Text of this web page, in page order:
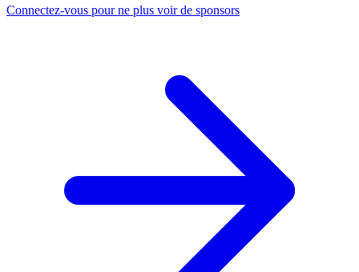
Connectez-vous pour ne plus voir de sponsors